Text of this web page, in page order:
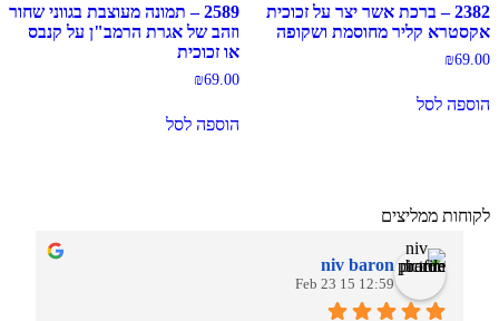
2382 – ברכת אשר יצר על זכוכית
אקסטרא קליר מחוסמת ושקופה
₪69.00
הוספה לסל
2589 – תמונה מעוצבת בגווני שחור
וזהב של אגרת הרמב"ן על קנבס
או זכוכית
₪69.00
הוספה לסל
לקוחות ממליצים
niv baron
12:59 15 Feb 23